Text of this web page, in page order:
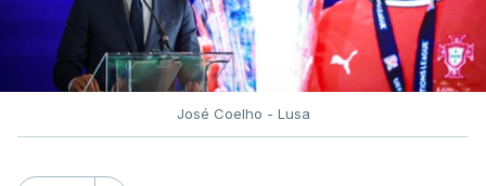
José Coelho - Lusa